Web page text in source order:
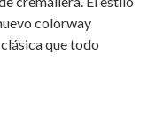
colorway
que todo